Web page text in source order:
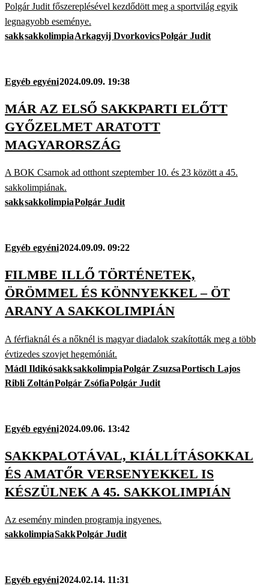
Polgár Judit főszereplésével kezdődött meg a sportvilág egyik
legnagyobb eseménye.
sakksakkolimpiaArkagyij DvorkovicsPolgár Judit
Egyéb egyéni2024.09.09. 19:38
MÁR AZ ELSŐ SAKKPARTI ELŐTT
GYŐZELMET ARATOTT
MAGYARORSZÁG
A BOK Csarnok ad otthont szeptember 10. és 23 között a 45.
sakkolimpiának.
sakksakkolimpiaPolgár Judit
Egyéb egyéni2024.09.09. 09:22
FILMBE ILLŐ TÖRTÉNETEK,
ÖRÖMMEL ÉS KÖNNYEKKEL – ÖT
ARANY A SAKKOLIMPIÁN
A férfiaknál és a nőknél is magyar diadalok szakították meg a több
évtizedes szovjet hegemóniát.
Mádl IldikósakksakkolimpiaPolgár ZsuzsaPortisch Lajos
Ribli ZoltánPolgár ZsófiaPolgár Judit
Egyéb egyéni2024.09.06. 13:42
SAKKPALOTÁVAL, KIÁLLÍTÁSOKKAL
ÉS AMATŐR VERSENYEKKEL IS
KÉSZÜLNEK A 45. SAKKOLIMPIÁN
Az esemény minden programja ingyenes.
sakkolimpiaSakkPolgár Judit
Egyéb egyéni2024.02.14. 11:31